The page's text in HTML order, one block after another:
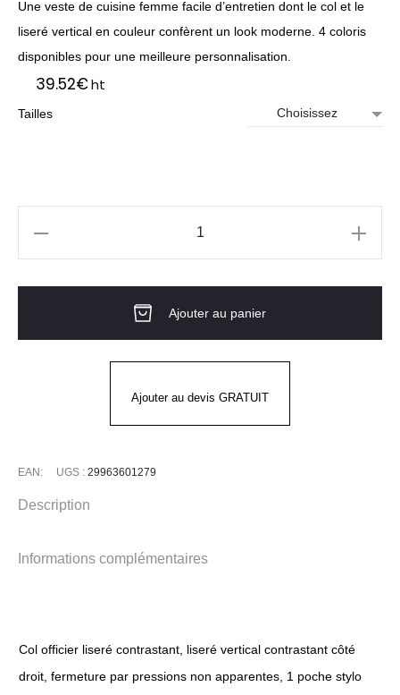
Une veste de cuisine femme facile d’entretien dont le col et le
liseré vertical en couleur confèrent un look moderne. 4 coloris
disponibles pour une meilleure personnalisation.
39.52€ht
Tailles
cuisine
Noir
Ajouter au panier
Ajouter au devis GRATUIT
EAN: UGS : 29963601279
Description
Informations complémentaires
Col officier liseré contrastant, liseré vertical contrastant côté
droit, fermeture par pressions non apparentes, 1 poche stylo